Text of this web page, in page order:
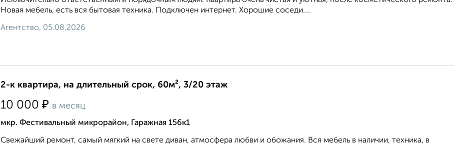
Новая мебель, есть вся бытовая техника. Подключен интернет. Хорошие соседи....
Агентство, 05.08.2026
2-к квартира, на длительный срок, 60м², 3/20 этаж
10 000 ₽ в месяц
мкр. Фестивальный микрорайон, Гаражная 156к1
Свежайший ремонт, самый мягкий на свете диван, атмосфера любви и обожания. Вся мебель в наличии, техника, в